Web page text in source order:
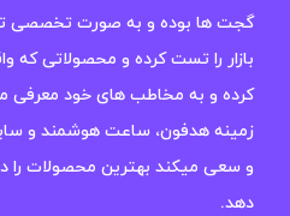
گجت ها بوده و به صورت تخصصی
بازار را تست کرده و محصولاتی که
کرده و به مخاطب های خود معرفی
زمینه هدفون، ساعت هوشمند و سایر
و سعی میکند بهترین محصولات را
دهد.